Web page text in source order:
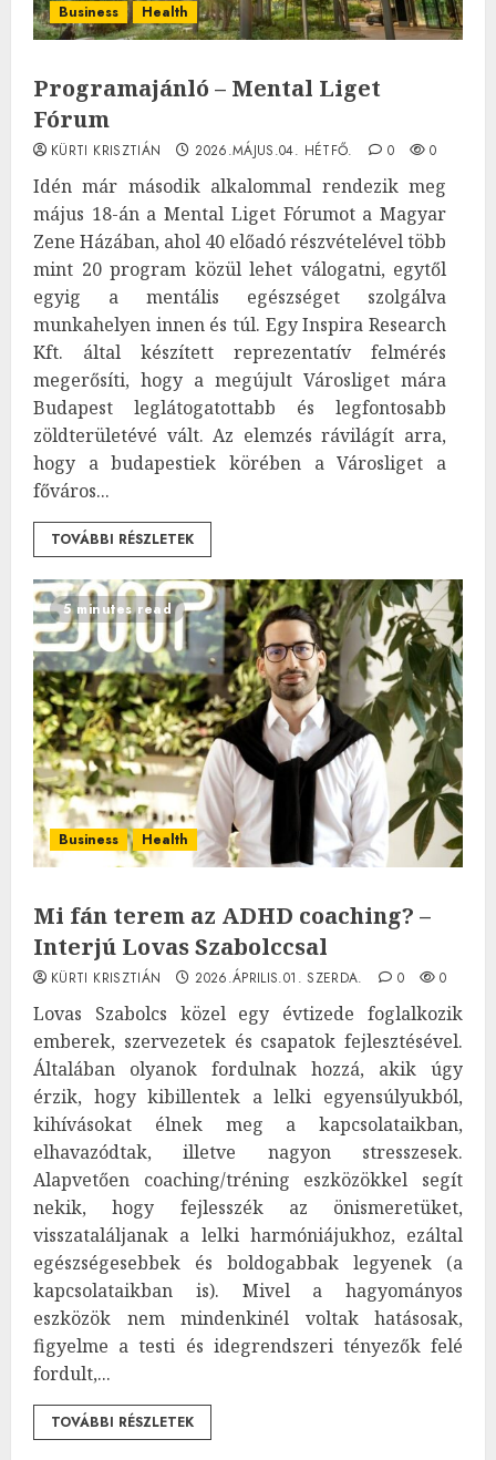
Business Health
Programajánló – Mental Liget
Fórum
KÜRTI KRISZTIÁN 2026.MÁJUS.04. HÉTFŐ. 0 0
Idén már második alkalommal rendezik meg
május 18-án a Mental Liget Fórumot a Magyar
Zene Házában, ahol 40 előadó részvételével több
mint 20 program közül lehet válogatni, egytől
egyig a mentális egészséget szolgálva
munkahelyen innen és túl. Egy Inspira Research
Kft. által készített reprezentatív felmérés
megerősíti, hogy a megújult Városliget mára
Budapest leglátogatottabb és legfontosabb
zöldterületévé vált. Az elemzés rávilágít arra,
hogy a budapestiek körében a Városliget a
főváros...
TOVÁBBI RÉSZLETEK
5 minutes read
Business Health
Mi fán terem az ADHD coaching? –
Interjú Lovas Szabolccsal
KÜRTI KRISZTIÁN 2026.ÁPRILIS.01. SZERDA. 0 0
Lovas Szabolcs közel egy évtizede foglalkozik
emberek, szervezetek és csapatok fejlesztésével.
Általában olyanok fordulnak hozzá, akik úgy
érzik, hogy kibillentek a lelki egyensúlyukból,
kihívásokat élnek meg a kapcsolataikban,
elhavazódtak, illetve nagyon stresszesek.
Alapvetően coaching/tréning eszközökkel segít
nekik, hogy fejlesszék az önismeretüket,
visszataláljanak a lelki harmóniájukhoz, ezáltal
egészségesebbek és boldogabbak legyenek (a
kapcsolataikban is). Mivel a hagyományos
eszközök nem mindenkinél voltak hatásosak,
figyelme a testi és idegrendszeri tényezők felé
fordult,...
TOVÁBBI RÉSZLETEK